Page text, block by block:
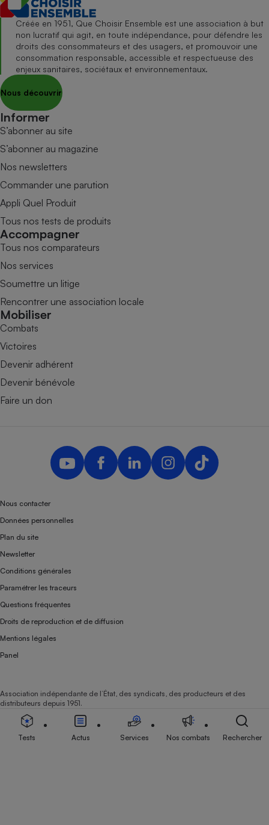
Créée en 1951, Que Choisir Ensemble est une association à but
non lucratif qui agit, en toute indépendance, pour défendre les
droits des consommateurs et des usagers, et promouvoir une
consommation responsable, accessible et respectueuse des
enjeux sanitaires, sociétaux et environnementaux.
Nous découvrir
Informer
S’abonner au site
S’abonner au magazine
Nos newsletters
Commander une parution
Appli Quel Produit
Tous nos tests de produits
Accompagner
Tous nos comparateurs
Nos services
Soumettre un litige
Rencontrer une association locale
Mobiliser
Combats
Victoires
Devenir adhérent
Devenir bénévole
Faire un don
Nous contacter
Données personnelles
Plan du site
Newsletter
Conditions générales
Paramétrer les traceurs
Questions fréquentes
Droits de reproduction et de diffusion
Mentions légales
Panel
Association indépendante de l’État, des syndicats, des producteurs et des
distributeurs depuis 1951.
Tests Actus Services Nos combats Rechercher